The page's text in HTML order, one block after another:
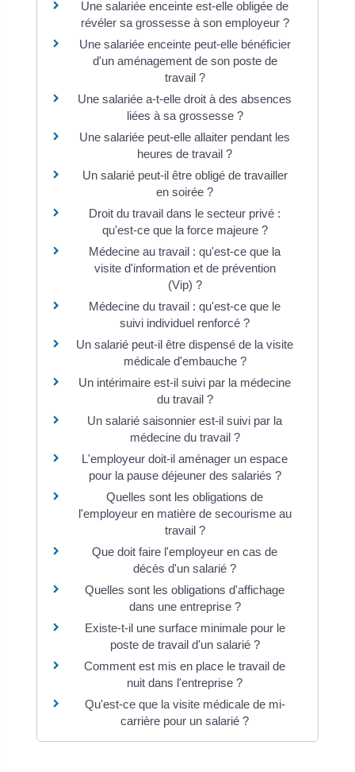
Une salariée enceinte est-elle obligée de
révéler sa grossesse à son employeur ?
Une salariée enceinte peut-elle bénéficier
d'un aménagement de son poste de
travail ?
Une salariée a-t-elle droit à des absences
liées à sa grossesse ?
Une salariée peut-elle allaiter pendant les
heures de travail ?
Un salarié peut-il être obligé de travailler
en soirée ?
Droit du travail dans le secteur privé :
qu'est-ce que la force majeure ?
Médecine au travail : qu'est-ce que la
visite d'information et de prévention
(Vip) ?
Médecine du travail : qu'est-ce que le
suivi individuel renforcé ?
Un salarié peut-il être dispensé de la visite
médicale d'embauche ?
Un intérimaire est-il suivi par la médecine
du travail ?
Un salarié saisonnier est-il suivi par la
médecine du travail ?
L'employeur doit-il aménager un espace
pour la pause déjeuner des salariés ?
Quelles sont les obligations de
l'employeur en matière de secourisme au
travail ?
Que doit faire l'employeur en cas de
décès d'un salarié ?
Quelles sont les obligations d'affichage
dans une entreprise ?
Existe-t-il une surface minimale pour le
poste de travail d'un salarié ?
Comment est mis en place le travail de
nuit dans l'entreprise ?
Qu'est-ce que la visite médicale de mi-
carrière pour un salarié ?